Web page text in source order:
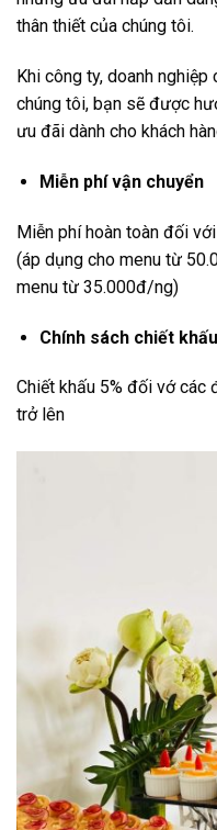
thân thiết của chúng tôi.
Khi công ty, doanh
chúng tôi, bạn sẽ được
ưu đãi dành cho khách
Miễn phí vận chuyển
Miễn phí hoàn toàn đối
(áp dụng cho menu từ
menu từ 35.000đ/ng)
Chính sách chiết khấu
Chiết khấu 5% đối vớ các
trở lên